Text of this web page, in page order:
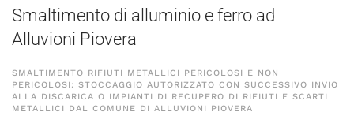
Smaltimento di alluminio e ferro ad
Alluvioni Piovera
SMALTIMENTO RIFIUTI METALLICI PERICOLOSI E NON
PERICOLOSI: STOCCAGGIO AUTORIZZATO CON SUCCESSIVO INVIO
ALLA DISCARICA O IMPIANTI DI RECUPERO DI RIFIUTI E SCARTI
METALLICI DAL COMUNE DI ALLUVIONI PIOVERA